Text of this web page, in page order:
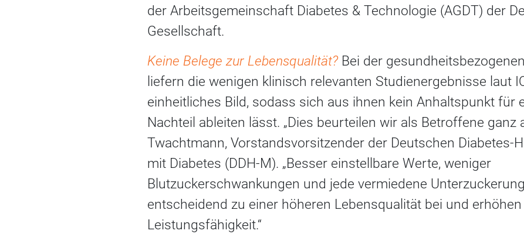
der Arbeitsgemeinschaft Diabetes & Technologie (AGDT) der
Gesellschaft.
Keine Belege zur Lebensqualität?Bei der
liefern die wenigen klinisch relevanten Studienergebnisse laut
einheitliches Bild, sodass sich aus ihnen kein Anhaltspunkt für
Nachteil ableiten lässt. „Dies beurteilen wir als Betroffene ganz
Twachtmann, Vorstandsvorsitzender der Deutschen Diabetes-
mit Diabetes (DDH-M). „Besser einstellbare Werte, weniger
Blutzuckerschwankungen und jede vermiedene
entscheidend zu einer höheren Lebensqualität bei und
Leistungsfähigkeit.“